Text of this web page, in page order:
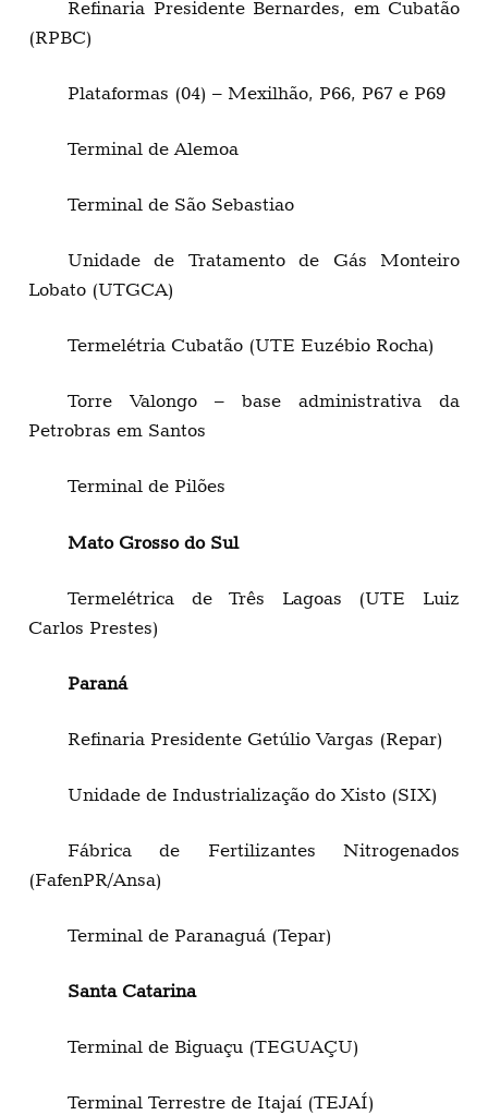
Refinaria Presidente Bernardes, em Cubatão
(RPBC)
Plataformas (04) – Mexilhão, P66, P67 e P69
Terminal de Alemoa
Terminal de São Sebastiao
Unidade de Tratamento de Gás Monteiro
Lobato (UTGCA)
Termelétria Cubatão (UTE Euzébio Rocha)
Torre Valongo – base administrativa da
Petrobras em Santos
Terminal de Pilões
Mato Grosso do Sul
Termelétrica de Três Lagoas (UTE Luiz
Carlos Prestes)
Paraná
Refinaria Presidente Getúlio Vargas (Repar)
Unidade de Industrialização do Xisto (SIX)
Fábrica de Fertilizantes Nitrogenados
(FafenPR/Ansa)
Terminal de Paranaguá (Tepar)
Santa Catarina
Terminal de Biguaçu (TEGUAÇU)
Terminal Terrestre de Itajaí (TEJAÍ)